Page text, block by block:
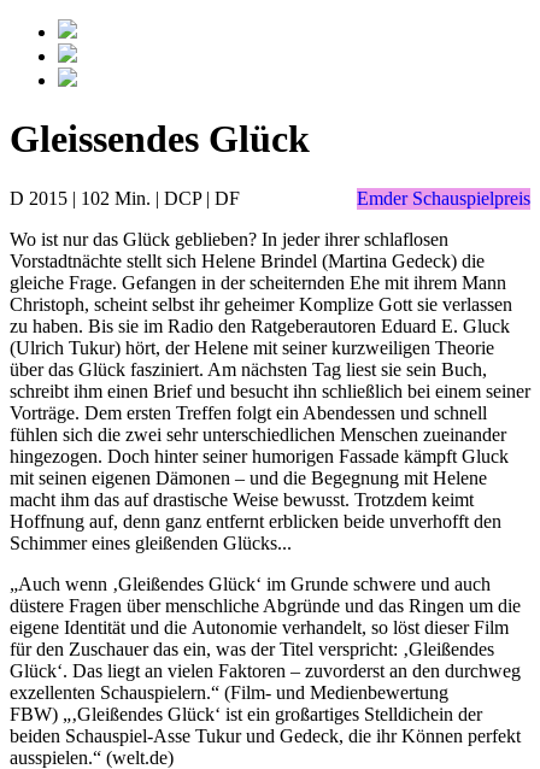
Gleissendes Glück
D 2015 | 102 Min. | DCP | DF
Emder Schauspielpreis
Wo ist nur das Glück geblieben? In jeder ihrer schlaflosen
Vorstadtnächte stellt sich Helene Brindel (Martina Gedeck) die
gleiche Frage. Gefangen in der scheiternden Ehe mit ihrem Mann
Christoph, scheint selbst ihr geheimer Komplize Gott sie verlassen
zu haben. Bis sie im Radio den Ratgeberautoren Eduard E. Gluck
(Ulrich Tukur) hört, der Helene mit seiner kurzweiligen Theorie
über das Glück fasziniert. Am nächsten Tag liest sie sein Buch,
schreibt ihm einen Brief und besucht ihn schließlich bei einem seiner
Vorträge. Dem ersten Treffen folgt ein Abendessen und schnell
fühlen sich die zwei sehr unterschiedlichen Menschen zueinander
hingezogen. Doch hinter seiner humorigen Fassade kämpft Gluck
mit seinen eigenen Dämonen – und die Begegnung mit Helene
macht ihm das auf drastische Weise bewusst. Trotzdem keimt
Hoffnung auf, denn ganz entfernt erblicken beide unverhofft den
Schimmer eines gleißenden Glücks...
„Auch wenn ‚Gleißendes Glück‘ im Grunde schwere und auch
düstere Fragen über menschliche Abgründe und das Ringen um die
eigene Identität und die Autonomie verhandelt, so löst dieser Film
für den Zuschauer das ein, was der Titel verspricht: ‚Gleißendes
Glück‘. Das liegt an vielen Faktoren – zuvorderst an den durchweg
exzellenten Schauspielern.“ (Film- und Medienbewertung
FBW) „‚Gleißendes Glück‘ ist ein großartiges Stelldichein der
beiden Schauspiel-Asse Tukur und Gedeck, die ihr Können perfekt
ausspielen.“ (welt.de)